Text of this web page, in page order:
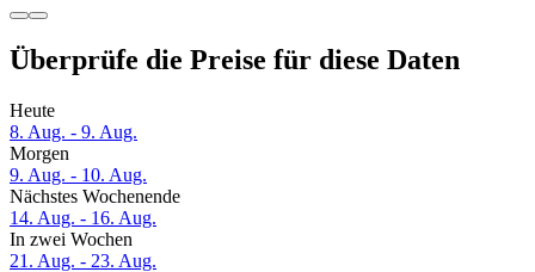
Überprüfe die Preise für diese Daten
Heute
8. Aug. - 9. Aug.
Morgen
9. Aug. - 10. Aug.
Nächstes Wochenende
14. Aug. - 16. Aug.
In zwei Wochen
21. Aug. - 23. Aug.